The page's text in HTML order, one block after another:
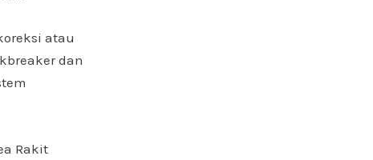
atau
dan
Rakit